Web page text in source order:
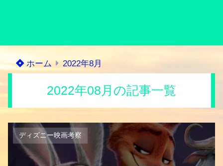
ホーム 2022年8月
2022年08月の記事一覧
ディズニー映画考察